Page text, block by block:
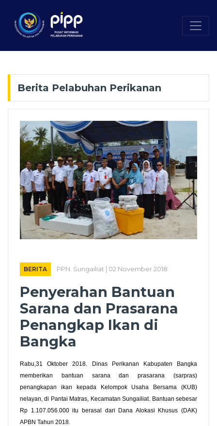
Berita Pelabuhan Perikanan
BERITA PPN. Sungailiat | 02 November 2018
Penyerahan Bantuan
Sarana dan Prasarana
Penangkap Ikan di
Bangka
Rabu,31 Oktober 2018. Dinas Perikanan Kabupaten Bangka
memberikan bantuan sarana dan prasarana (sarpras)
penangkapan ikan kepada Kelompok Usaha Bersama (KUB)
nelayan, di Pantai Matras, Kecamatan Sungailiat. Bantuan sebesar
Rp 1.107.056.000 itu berasal dari Dana Alokasi Khusus (DAK)
APBN Tahun 2018.